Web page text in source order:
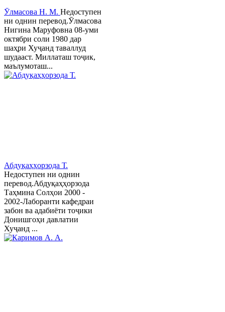
Ӯлмасова Н. М. Недоступен
ни однин перевод.Ӯлмасова
Нигина Маруфовна 08-уми
октябри соли 1980 дар
шаҳри Хуҷанд таваллуд
шудааст. Миллаташ тоҷик,
маълумоташ...
Абдуқаҳҳорзода Т.
Недоступен ни однин
перевод.Абдуқаҳҳорзода
Таҳмина Солҳои 2000 -
2002-Лаборанти кафедраи
забон ва адабиёти тоҷики
Донишгоҳи давлатии
Хуҷанд ...